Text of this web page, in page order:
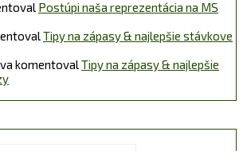
Postúpi naša reprezentácia na MS
Tipy na zápasy & najlepšie stávkove
komentovalTipy na zápasy & najlepšie